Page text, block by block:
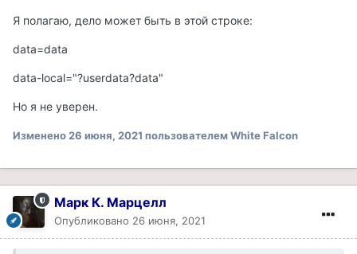
Я полагаю, дело может быть в этой строке:
data=data
data-local="?userdata?data"
Но я не уверен.
Изменено26 июня, 2021 пользователем White Falcon
Марк К. Марцелл
Опубликовано 26 июня, 2021